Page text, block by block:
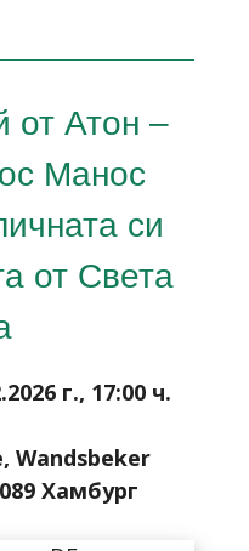
от Атон –
Манос
си
от Света
г., 17:00 ч.
Wandsbeker
Хамбург